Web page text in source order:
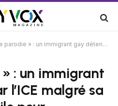
: un immigrant gay détenu par l’ICE malgré sa demande d’asile pour échapper aux violences homophobes
: un immigrant
l’ICE malgré sa